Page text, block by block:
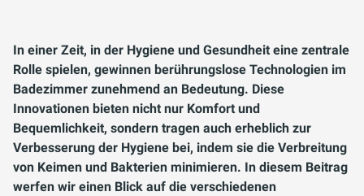
In einer Zeit, in der Hygiene und Gesundheit eine zentrale
Rolle spielen, gewinnen berührungslose Technologien im
Badezimmer zunehmend an Bedeutung. Diese
Innovationen bieten nicht nur Komfort und
Bequemlichkeit, sondern tragen auch erheblich zur
Verbesserung der Hygiene bei, indem sie die Verbreitung
von Keimen und Bakterien minimieren. In diesem Beitrag
werfen wir einen Blick auf die verschiedenen